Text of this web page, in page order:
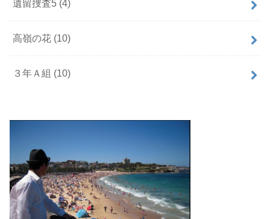
遺留捜査5 (4)
高嶺の花 (10)
３年Ａ組 (10)